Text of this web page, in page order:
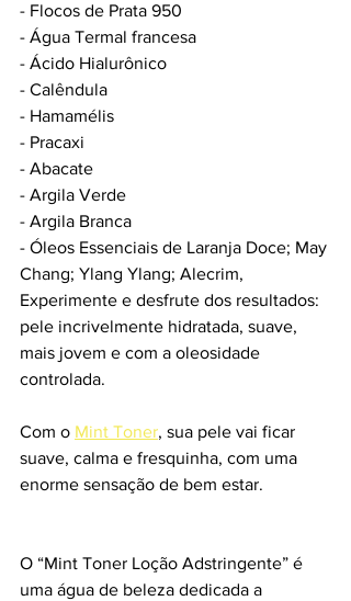
- Flocos de Prata 950
- Água Termal francesa
- Ácido Hialurônico
- Calêndula
- Hamamélis
- Pracaxi
- Abacate
- Argila Verde
- Argila Branca
- Óleos Essenciais de Laranja Doce; May
Chang; Ylang Ylang; Alecrim,
Experimente e desfrute dos resultados:
pele incrivelmente hidratada, suave,
mais jovem e com a oleosidade
controlada.
Com o Mint Toner, sua pele vai ficar
suave, calma e fresquinha, com uma
enorme sensação de bem estar.
O “Mint Toner Loção Adstringente” é
uma água de beleza dedicada a